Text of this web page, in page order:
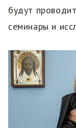
будут
семинары и